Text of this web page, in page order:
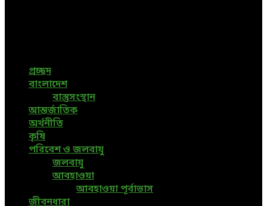
প্রচ্ছদ
বাংলাদেশ
বাস্তুসংস্থান
আন্তর্জাতিক
অর্থনীতি
কৃষি
পরিবেশ ও জলবায়ু
জলবায়ু
আবহাওয়া
আবহাওয়া পূর্বাভাস
জীবনধারা